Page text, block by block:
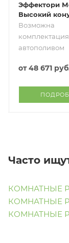
Эффектори
Высокий
гигант Тёмное
матовое
Возможна
автополивом
от48 671
Часто
КОМНАТНЫЕ
КОМНАТНЫЕ
КОМНАТНЫЕ